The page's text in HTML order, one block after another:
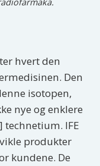
hvert den
Den
isotopen,
nye og enklere
IFE
produkter
kundene. De